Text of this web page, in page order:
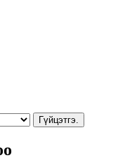
Гүйцэтгэ.